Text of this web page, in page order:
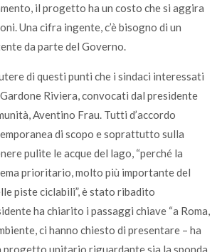
il progetto ha un costo che si aggira
Una cifra ingente, c’è bisogno di un
da parte del Governo.
di questi punti che i sindaci interessati
Riviera, convocati dal presidente
Aventino Frau. Tutti d’accordo
di scopo e soprattutto sulla
pulite le acque del lago, “perché la
prioritario, molto più importante del
piste ciclabili”, è stato ribadito
ha chiarito i passaggi chiave “a Roma,
ci hanno chiesto di presentare – ha
progetto unitario riguardante sia la sponda